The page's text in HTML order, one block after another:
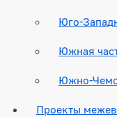
Юго-
Южная
Южно-
Проекты